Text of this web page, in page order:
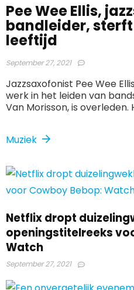
Pee Wee Ellis,
bandleider,
leeftijd
September 27, 2021
Jazzsaxofonist Pee Wee
werk in het leiden van
Van Morisson, is overleden.
Muziek
Netflix dropt
openingstitelreeks
Watch
September 27, 2021